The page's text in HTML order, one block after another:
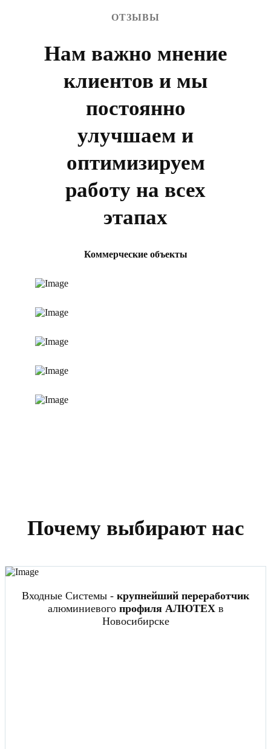
ОТЗЫВЫ
Нам важно мнение
клиентов и мы
постоянно
улучшаем и
оптимизируем
работу на всех
этапах
Коммерческие объекты
Почему выбирают нас
Входные Системы - крупнейший переработчик
алюминиевого профиля АЛЮТЕХв
Новосибирске